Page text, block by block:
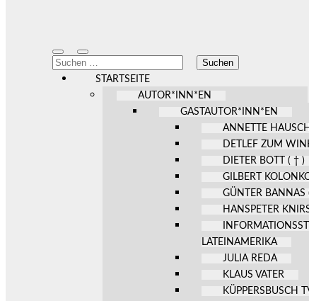
Mobile-
Menü
ein-/ausblenden
Suchfeld
ein-/ausblenden
Suchen
nach:
STARTSEITE
AUTOR*INN*EN
GASTAUTOR*INN*EN
ANNETTE
DETLEF ZUM
DIETER BOTT ( † )
GILBERT
GÜNTER BANNAS
HANSPETER
LATEINAMERIKA
JULIA REDA
KLAUS VATER
KÜPPERSBUSCH